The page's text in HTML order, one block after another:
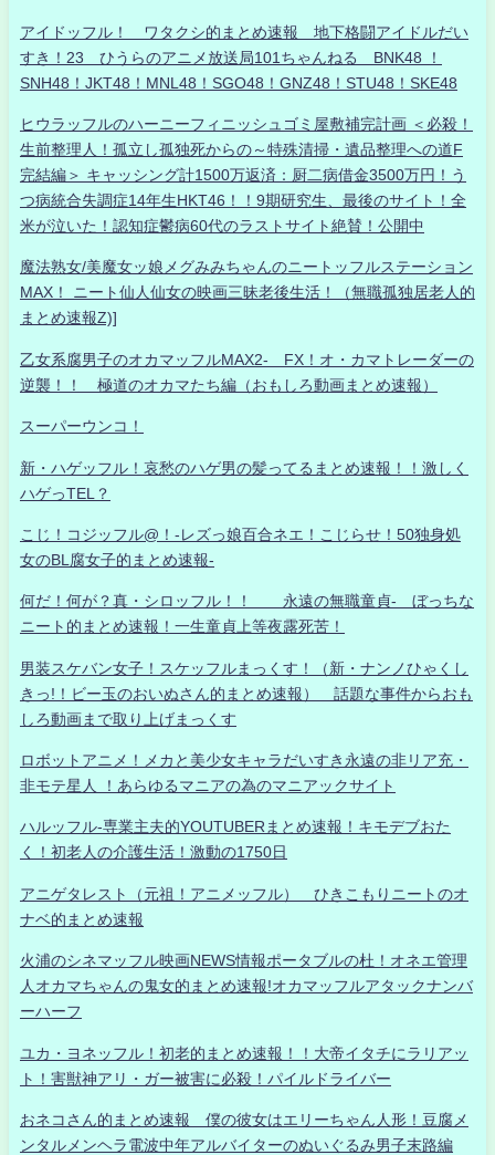
アイドッフル！ ワタクシ的まとめ速報 地下格闘アイドルだい
すき！23 ひうらのアニメ放送局101ちゃんねる BNK48 ！
SNH48！JKT48！MNL48！SGO48！GNZ48！STU48！SKE48
ヒウラッフルのハーニーフィニッシュゴミ屋敷補完計画 ＜必殺！
生前整理人！孤立し孤独死からの～特殊清掃・遺品整理への道F
完結編＞ キャッシング計1500万返済：厨二病借金3500万円！う
つ病統合失調症14年生HKT46！！9期研究生、最後のサイト！全
米が泣いた！認知症鬱病60代のラストサイト絶賛！公開中
魔法熟女/美魔女ッ娘メグみみちゃんのニートッフルステーション
MAX！ ニート仙人仙女の映画三昧老後生活！（無職孤独居老人的
まとめ速報Z)]
乙女系腐男子のオカマッフルMAX2- FX！オ・カマトレーダーの
逆襲！！ 極道のオカマたち編（おもしろ動画まとめ速報）
スーパーウンコ！
新・ハゲッフル！哀愁のハゲ男の髪ってるまとめ速報！！激しく
ハゲっTEL？
こじ！コジッフル@！-レズっ娘百合ネエ！こじらせ！50独身処
女のBL腐女子的まとめ速報-
何だ！何が？真・シロッフル！！ 永遠の無職童貞- ぼっちな
ニート的まとめ速報！一生童貞上等夜露死苦！
男装スケバン女子！スケッフルまっくす！（新・ナンノひゃくし
きっ!！ビー玉のおいぬさん的まとめ速報） 話題な事件からおも
しろ動画まで取り上げまっくす
ロボットアニメ！メカと美少女キャラだいすき永遠の非リア充・
非モテ星人 ！あらゆるマニアの為のマニアックサイト
ハルッフル-専業主夫的YOUTUBERまとめ速報！キモデブおた
く！初老人の介護生活！激動の1750日
アニゲタレスト（元祖！アニメッフル） ひきこもりニートのオ
ナベ的まとめ速報
火浦のシネマッフル映画NEWS情報ポータブルの杜！オネエ管理
人オカマちゃんの鬼女的まとめ速報!オカマッフルアタックナンバ
ーハーフ
ユカ・ヨネッフル！初老的まとめ速報！！大帝イタチにラリアッ
ト！害獣神アリ・ガー被害に必殺！パイルドライバー
おネコさん的まとめ速報 僕の彼女はエリーちゃん人形！豆腐メ
ンタルメンヘラ電波中年アルバイターのぬいぐるみ男子末路編